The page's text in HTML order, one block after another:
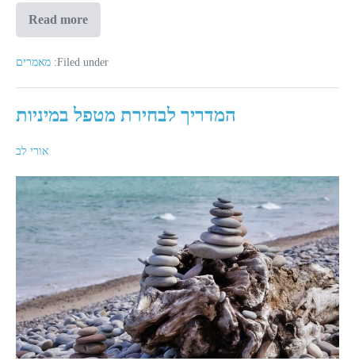
Read more
הקשר
בין
חופש,
וא-מונוגמיה
Filed under: מאמרים
המדריך לבחירת מטפל במיניות
אורי לב
המדריך
לבחירת
מטפל
במיניות